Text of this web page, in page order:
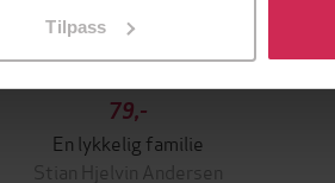
Tilpass
79,-
En lykkelig familie
Stian Hjelvin Andersen